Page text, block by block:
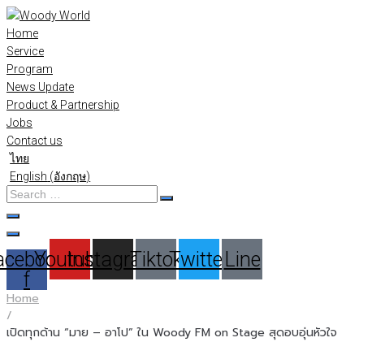
Skip
to
content
Home
Service
Program
News Update
Product & Partnership
Jobs
Contact us
ไทย
English (อังกฤษ)
Search
…
f
Youtube
Instagram
TiktokTwitterLine
Home
/
เปิดทุกด้าน “มาย – อาโป” ใน Woody FM on Stage สุดอบอุ่นหัวใจ